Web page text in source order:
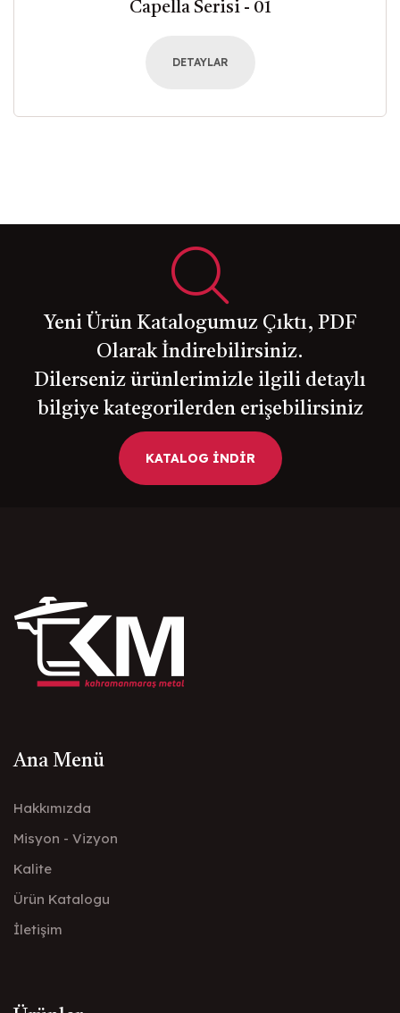
Capella Serisi - 01
DETAYLAR
Yeni Ürün Katalogumuz Çıktı, PDF
Olarak İndirebilirsiniz.
Dilerseniz ürünlerimizle ilgili detaylı
bilgiye kategorilerden erişebilirsiniz
KATALOG İNDİR
Ana Menü
Hakkımızda
Misyon - Vizyon
Kalite
Ürün Katalogu
İletişim